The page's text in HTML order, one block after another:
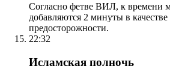
Согласно фетве ВИЛ, к времени
добавляются 2 минуты в
предосторожности.
22:32
Исламская полночь